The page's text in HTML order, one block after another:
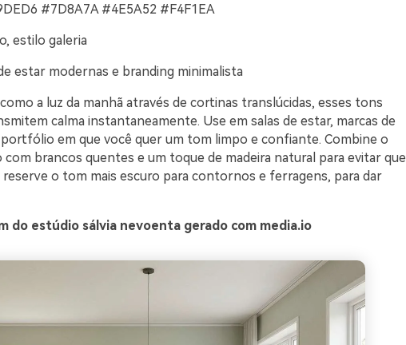
#7D8A7A #4E5A52 #F4F1EA
estilo galeria
estar modernas e branding minimalista
a luz da manhã através de cortinas translúcidas, esses tons
calma instantaneamente. Use em salas de estar, marcas de
em que você quer um tom limpo e confiante. Combine o
com brancos quentes e um toque de madeira natural para evitar que
reserve o tom mais escuro para contornos e ferragens, para dar
do estúdio sálvia nevoenta gerado com media.io